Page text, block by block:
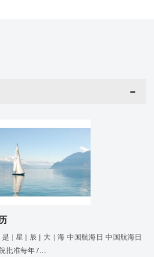
| 星 | 辰 | 大 | 海 中国航海日 中国航海日
批准每年7...